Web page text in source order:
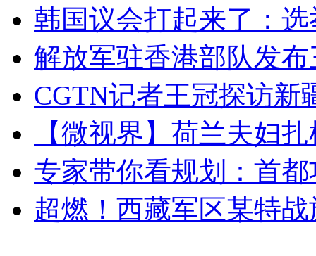
韩国议会打起来了：
解放军驻香港部队发
CGTN记者王冠探访新
【微视界】荷兰夫妇
专家带你看规划：首
超燃！西藏军区某特